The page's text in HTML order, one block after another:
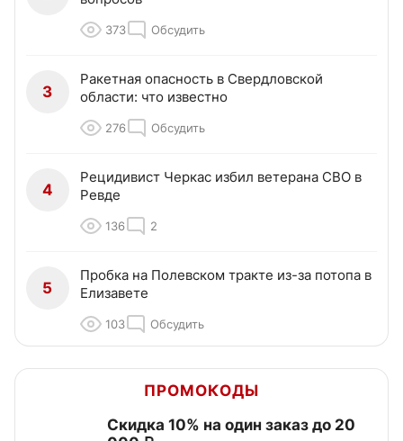
373 Обсудить
3
Ракетная опасность в Свердловской
области: что известно
276 Обсудить
4
Рецидивист Черкас избил ветерана СВО в
Ревде
136 2
5
Пробка на Полевском тракте из-за потопа в
Елизавете
103 Обсудить
ПРОМОКОДЫ
Скидка 10% на один заказ до 20